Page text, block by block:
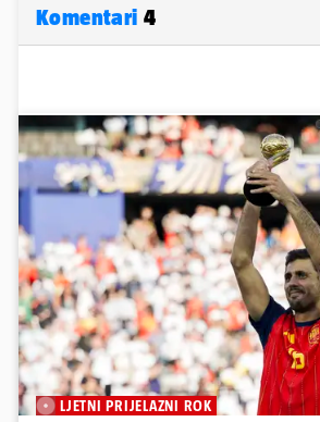
Komentari 4
LJETNI PRIJELAZNI ROK